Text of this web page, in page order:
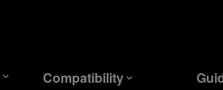
Compatibility